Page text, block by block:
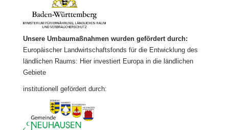
Unsere Umbaumaßnahmen wurden gefördert durch:
Europäischer Landwirtschaftsfonds für die Entwicklung des
ländlichen Raums: Hier investiert Europa in die ländlichen
Gebiete
institutionell gefördert durch: